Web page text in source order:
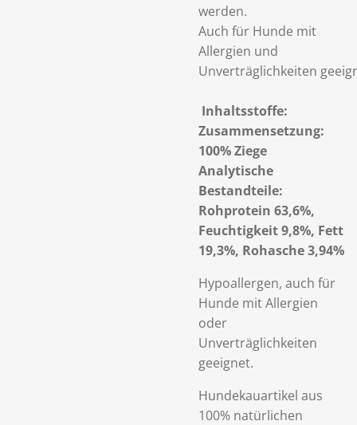
werden.
Auch für Hunde mit
Allergien und
Unverträglichkeiten
Inhaltsstoffe:
Zusammensetzung:
100% Ziege
Analytische
Bestandteile:
Rohprotein 63,6%,
Feuchtigkeit 9,8%, Fett
19,3%, Rohasche 3,94%
Hypoallergen, auch für
Hunde mit Allergien
oder
Unverträglichkeiten
geeignet.
Hundekauartikel aus
100% natürlichen